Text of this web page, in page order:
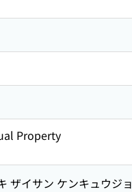
Property
ザイサン ケンキュウジョ